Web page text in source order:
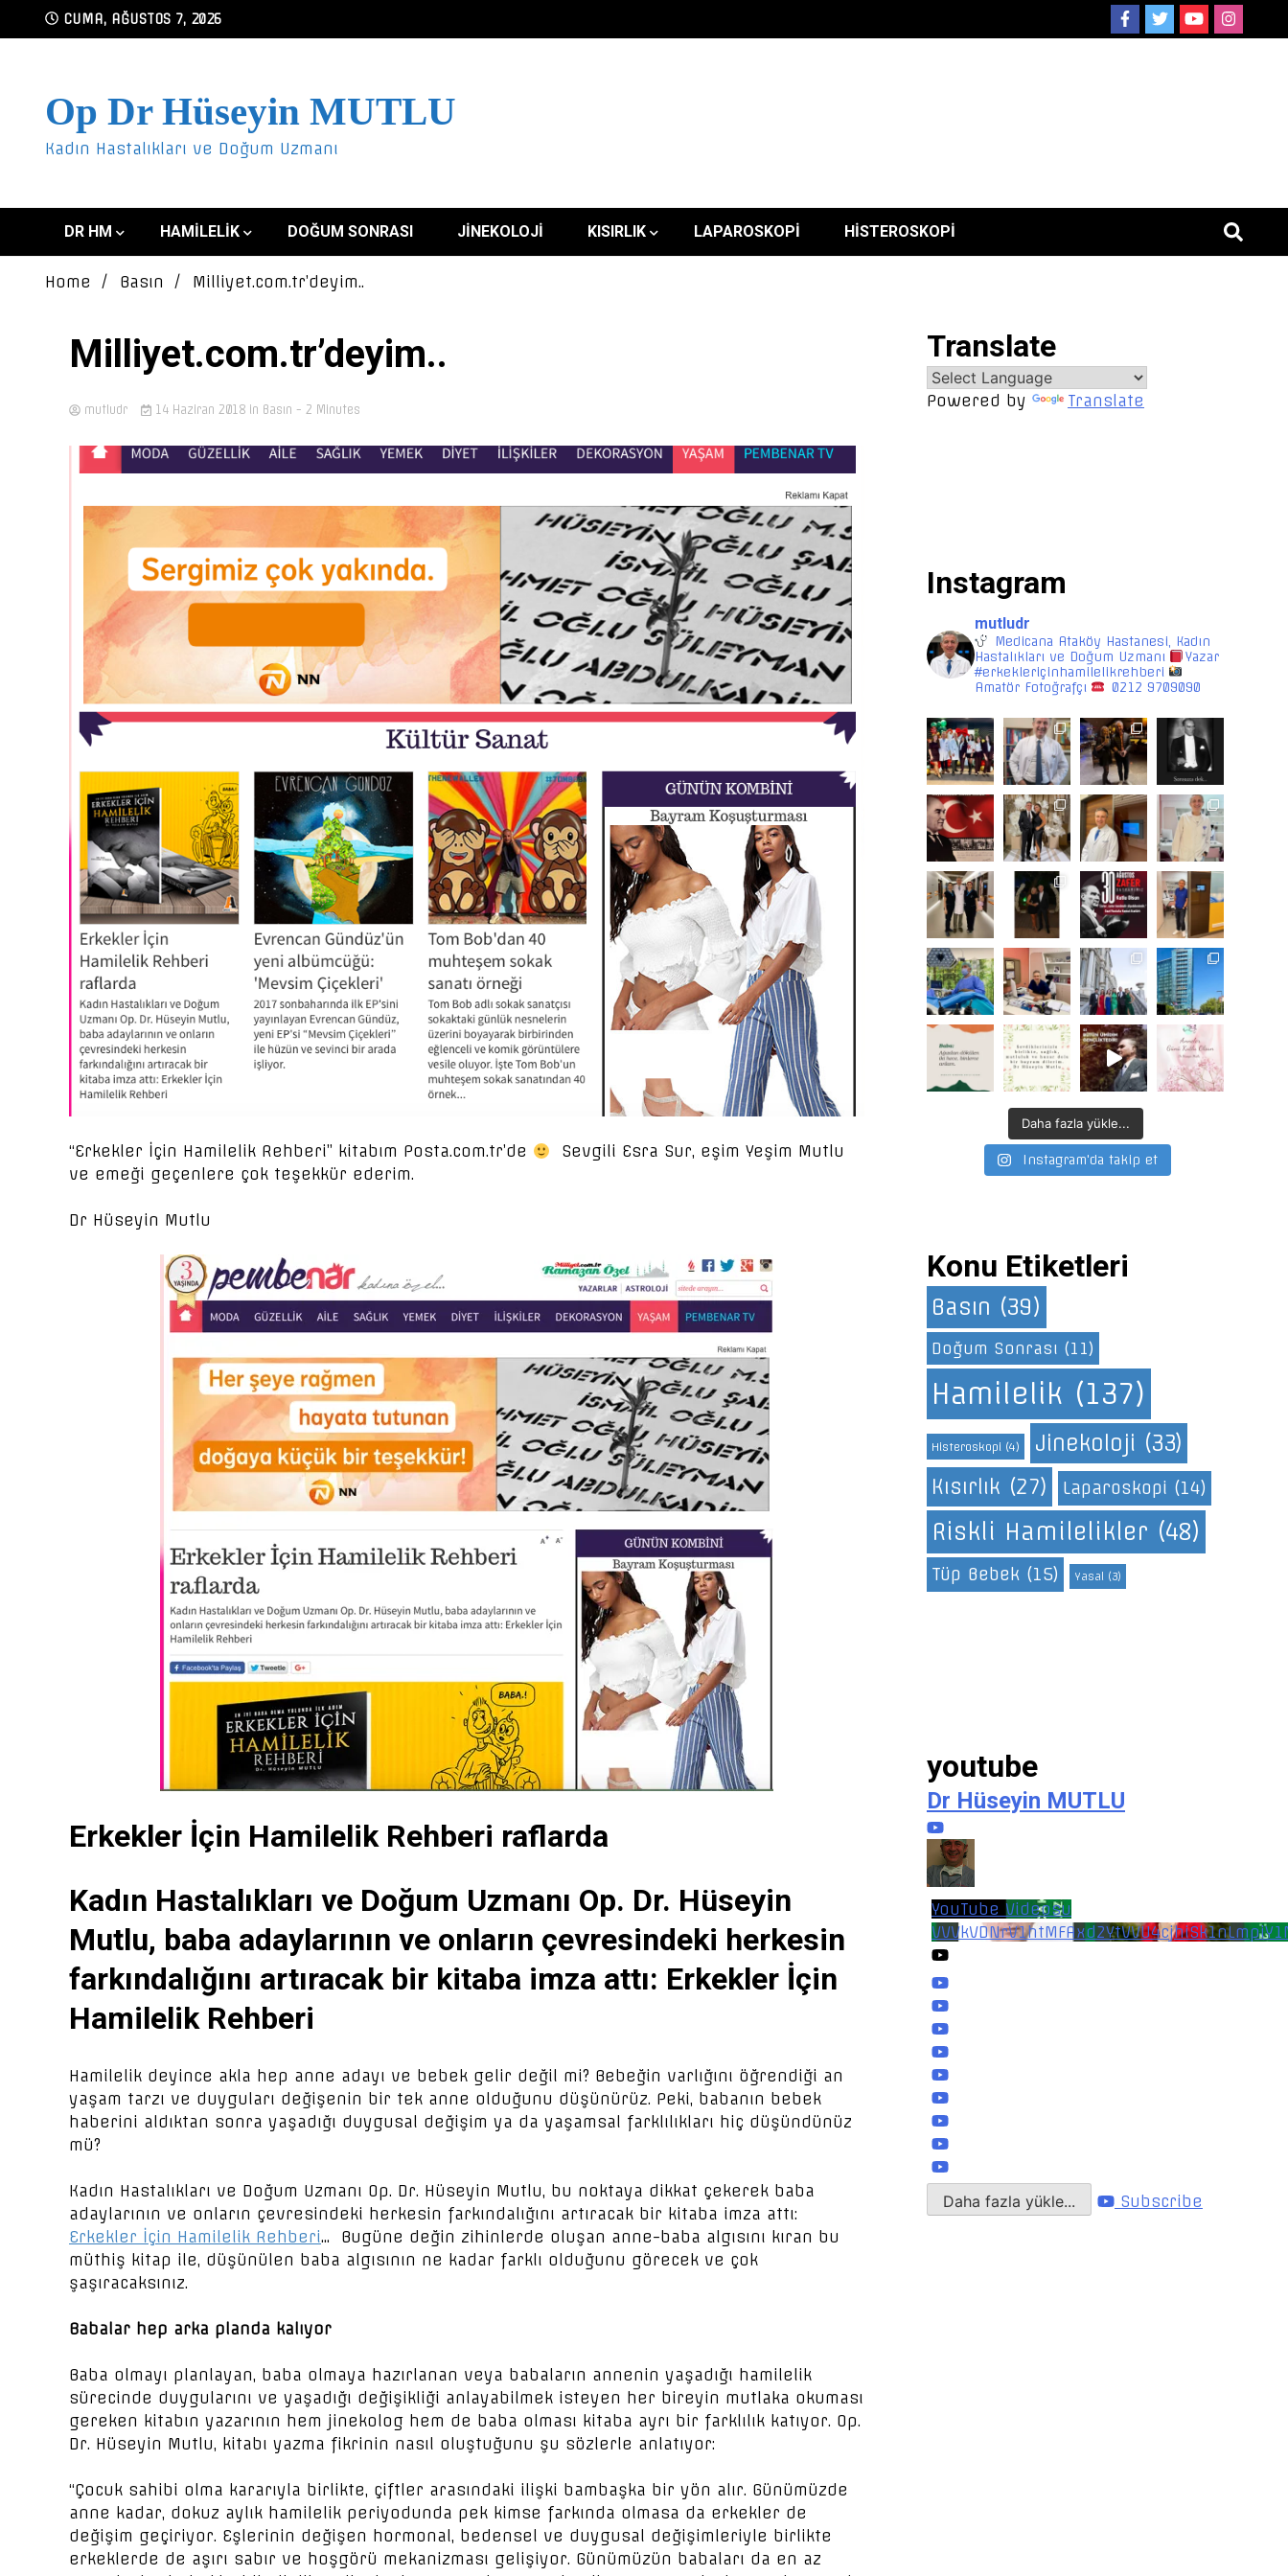
to
CUMA, AĞUSTOS 7, 2026
Op Dr Hüseyin MUTLU
Kadın Hastalıkları ve Doğum Uzmanı
DR HM HAMILELIK DOĞUM SONRASI JINEKOLOJI KISIRLIK LAPAROSKOPI HISTEROSKOPI
Home Basın Milliyet.com.tr’deyim..
Milliyet.com.tr’deyim..
mutludr 14 Haziran 2018 in Basın - 2 Minutes
“Erkekler İçin Hamilelik Rehberi” kitabım Posta.com.tr’de
Sevgili Esra Sur, eşim Yeşim Mutlu
ve emeği geçenlere çok teşekkür ederim.
Dr Hüseyin Mutlu
Erkekler İçin Hamilelik Rehberi raflarda
Kadın Hastalıkları ve Doğum Uzmanı Op. Dr. Hüseyin
Mutlu, baba adaylarının ve onların çevresindeki herkesin
farkındalığını artıracak bir kitaba imza attı: Erkekler İçin
Hamilelik Rehberi
Hamilelik deyince akla hep anne adayı ve bebek gelir değil mi? Bebeğin varlığını öğrendiği an
yaşam tarzı ve duyguları değişenin bir tek anne olduğunu düşünürüz. Peki, babanın bebek
haberini aldıktan sonra yaşadığı duygusal değişim ya da yaşamsal farklılıkları hiç düşündünüz
mü?
Kadın Hastalıkları ve Doğum Uzmanı Op. Dr. Hüseyin Mutlu, bu noktaya dikkat çekerek baba
adaylarının ve onların çevresindeki herkesin farkındalığını artıracak bir kitaba imza attı:
Erkekler İçin Hamilelik Rehberi… Bugüne değin zihinlerde oluşan anne-baba algısını kıran bu
müthiş kitap ile, düşünülen baba algısının ne kadar farklı olduğunu görecek ve çok
şaşıracaksınız.
Babalar hep arka planda kalıyor
Baba olmayı planlayan, baba olmaya hazırlanan veya babaların annenin yaşadığı hamilelik
sürecinde duygularını ve yaşadığı değişikliği anlayabilmek isteyen her bireyin mutlaka okuması
gereken kitabın yazarının hem jinekolog hem de baba olması kitaba ayrı bir farklılık katıyor. Op.
Dr. Hüseyin Mutlu, kitabı yazma fikrinin nasıl oluştuğunu şu sözlerle anlatıyor:
“Çocuk sahibi olma kararıyla birlikte, çiftler arasındaki ilişki bambaşka bir yön alır. Günümüzde
anne kadar, dokuz aylık hamilelik periyodunda pek kimse farkında olmasa da erkekler de
değişim geçiriyor. Eşlerinin değişen hormonal, bedensel ve duygusal değişimleriyle birlikte
erkeklerde de aşırı sabır ve hoşgörü mekanizması gelişiyor. Günümüzün babaları da en az
Translate
Powered by Translate
Instagram
mutludr
Medicana Ataköy Hastanesi, Kadın
Hastalıkları ve Doğum Uzmanı
Yazar
#erkekleriçinhamilelikrehberi
Amatör Fotoğrafçı
0212 9709090
Daha fazla yükle...
Instagram'da takip et
Konu Etiketleri
Basın (39)
Doğum Sonrası (11)
Hamilelik (137)
Histeroskopi (4) Jinekoloji (33)
Kısırlık (27) Laparoskopi (14)
Riskli Hamilelikler (48)
Tüp Bebek (15) Yasal (3)
youtube
Dr Hüseyin MUTLU
YouTube Videosu
Daha fazla yükle... Subscribe